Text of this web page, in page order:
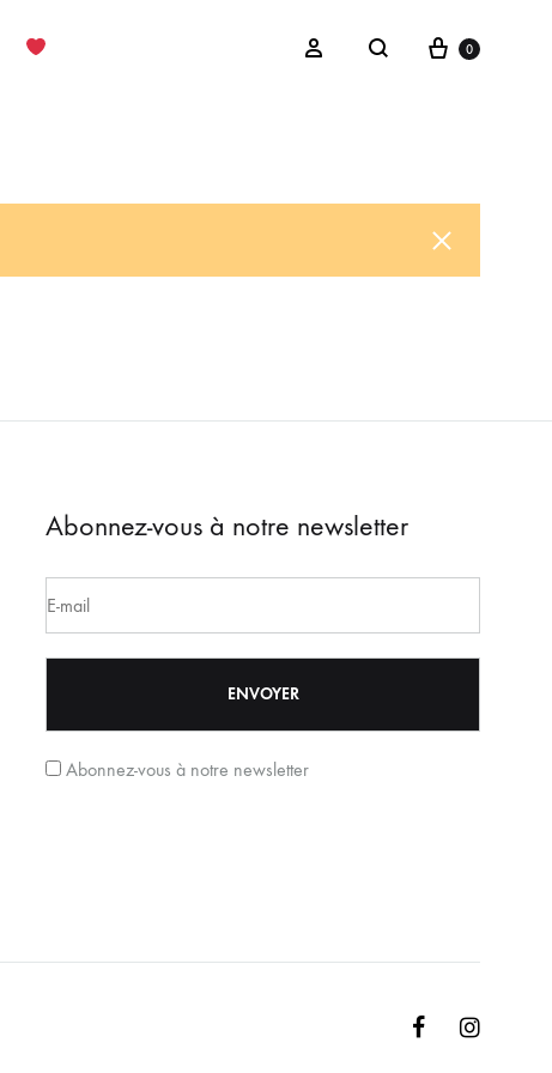
Sign in
Search
Cart
0
Abonnez-vous à notre newsletter
Abonnez-vous à notre newsletter
Facebook